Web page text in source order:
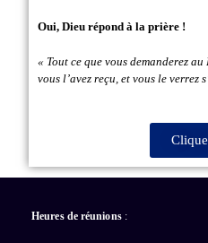
Oui, Dieu répond à la prière !
« Tout ce que vous demanderez
vous l’avez reçu, et vous le verrez
Heures de réunions: